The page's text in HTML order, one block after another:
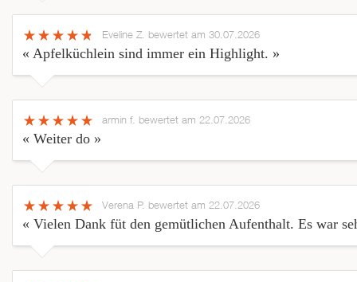
Eveline Z. bewertet am 30.07.2026
« Apfelküchlein sind immer ein Highlight. »
armin f. bewertet am 22.07.2026
« Weiter do »
Verena P. bewertet am 22.07.2026
« Vielen Dank füt den gemütlichen Aufenthalt. Es war